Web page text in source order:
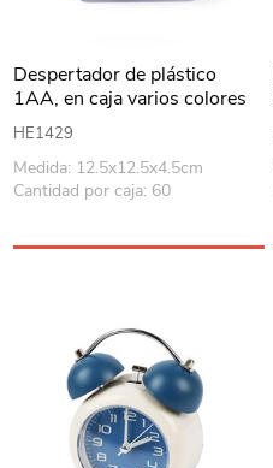
Despertador de plástico
1AA, en caja varios colores
HE1429
Medida: 12.5x12.5x4.5cm
Cantidad por caja: 60